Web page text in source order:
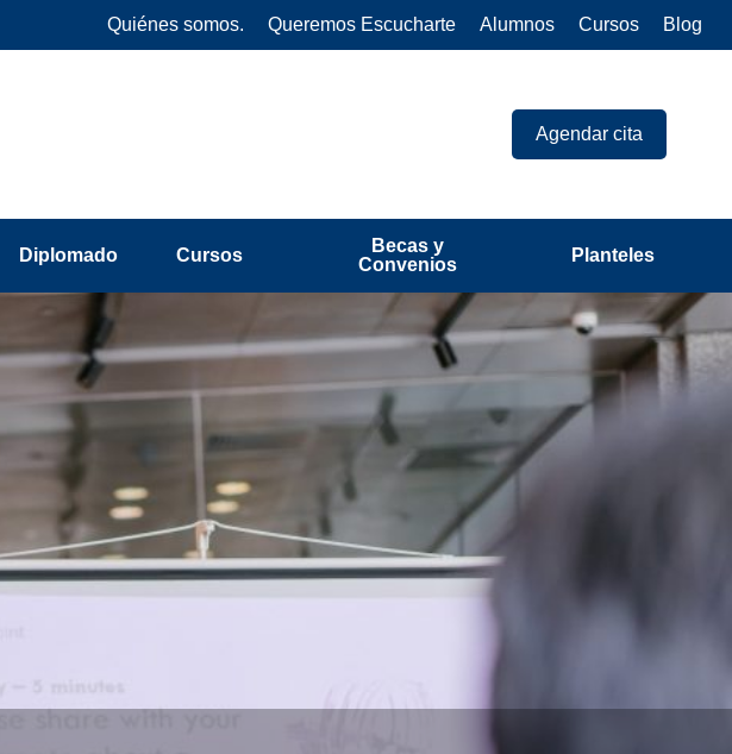
Quiénes somos. Queremos Escucharte Alumnos Cursos Blog
Agendar cita
Diplomado Cursos
Becas y
Convenios
Planteles